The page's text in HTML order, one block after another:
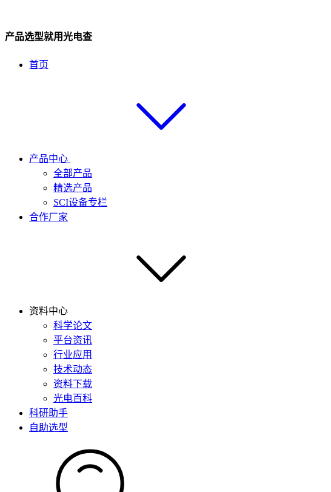
产品选型就用光电查
首页
产品中心
全部产品
精选产品
SCI设备专栏
合作厂家
资料中心
科学论文
平台资讯
行业应用
技术动态
资料下载
光电百科
科研助手
自助选型